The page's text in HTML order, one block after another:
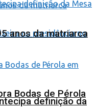
definição da
anos da matriarca
Bodas de Pérola